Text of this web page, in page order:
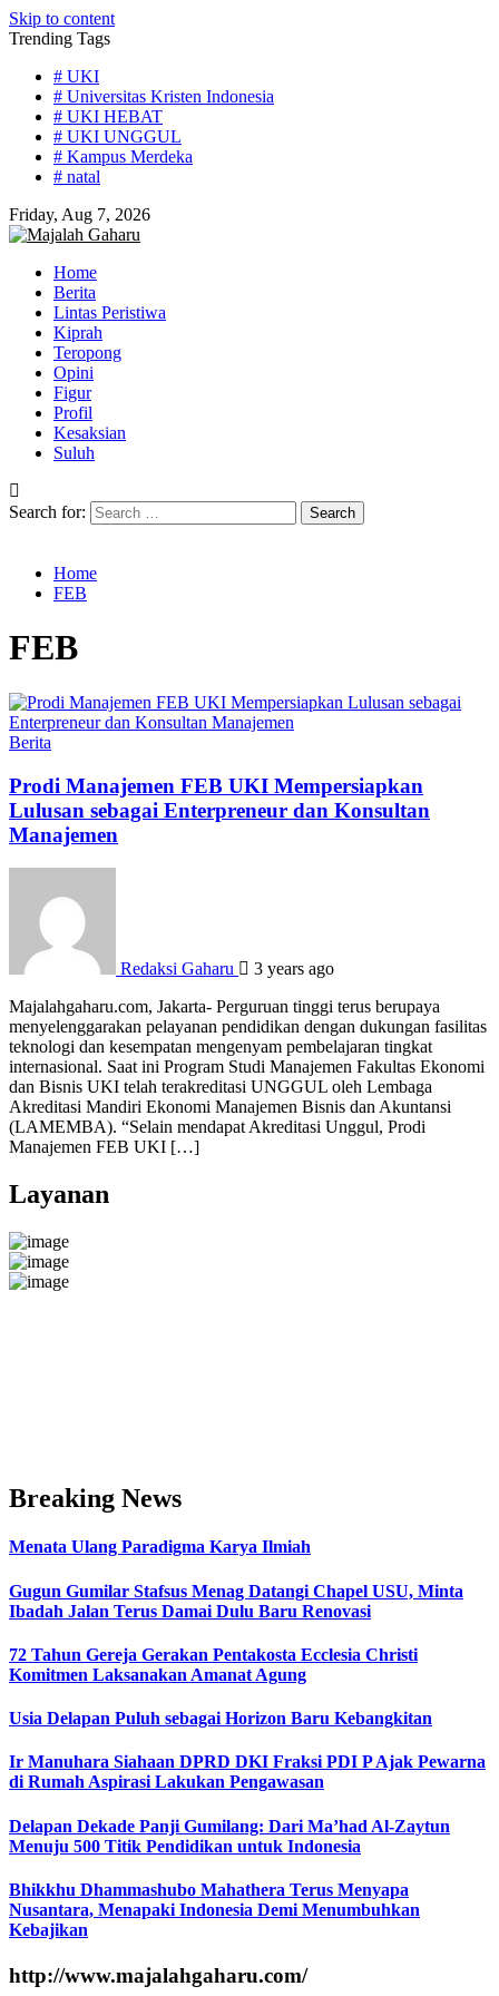
Skip to content
Trending Tags
# UKI
# Universitas Kristen Indonesia
# UKI HEBAT
# UKI UNGGUL
# Kampus Merdeka
# natal
Friday, Aug 7, 2026
Home
Berita
Lintas Peristiwa
Kiprah
Teropong
Opini
Figur
Profil
Kesaksian
Suluh
Search for:
Home
FEB
FEB
Berita
Prodi Manajemen FEB UKI Mempersiapkan
Lulusan sebagai Enterpreneur dan Konsultan
Manajemen
Redaksi Gaharu
3 years ago
Majalahgaharu.com, Jakarta- Perguruan tinggi terus berupaya
menyelenggarakan pelayanan pendidikan dengan dukungan fasilitas
teknologi dan kesempatan mengenyam pembelajaran tingkat
internasional. Saat ini Program Studi Manajemen Fakultas Ekonomi
dan Bisnis UKI telah terakreditasi UNGGUL oleh Lembaga
Akreditasi Mandiri Ekonomi Manajemen Bisnis dan Akuntansi
(LAMEMBA). “Selain mendapat Akreditasi Unggul, Prodi
Manajemen FEB UKI […]
Layanan
Breaking News
Menata Ulang Paradigma Karya Ilmiah
Gugun Gumilar Stafsus Menag Datangi Chapel USU, Minta
Ibadah Jalan Terus Damai Dulu Baru Renovasi
72 Tahun Gereja Gerakan Pentakosta Ecclesia Christi
Komitmen Laksanakan Amanat Agung
Usia Delapan Puluh sebagai Horizon Baru Kebangkitan
Ir Manuhara Siahaan DPRD DKI Fraksi PDI P Ajak Pewarna
di Rumah Aspirasi Lakukan Pengawasan
Delapan Dekade Panji Gumilang: Dari Ma’had Al-Zaytun
Menuju 500 Titik Pendidikan untuk Indonesia
Bhikkhu Dhammashubo Mahathera Terus Menyapa
Nusantara, Menapaki Indonesia Demi Menumbuhkan
Kebajikan
http://www.majalahgaharu.com/